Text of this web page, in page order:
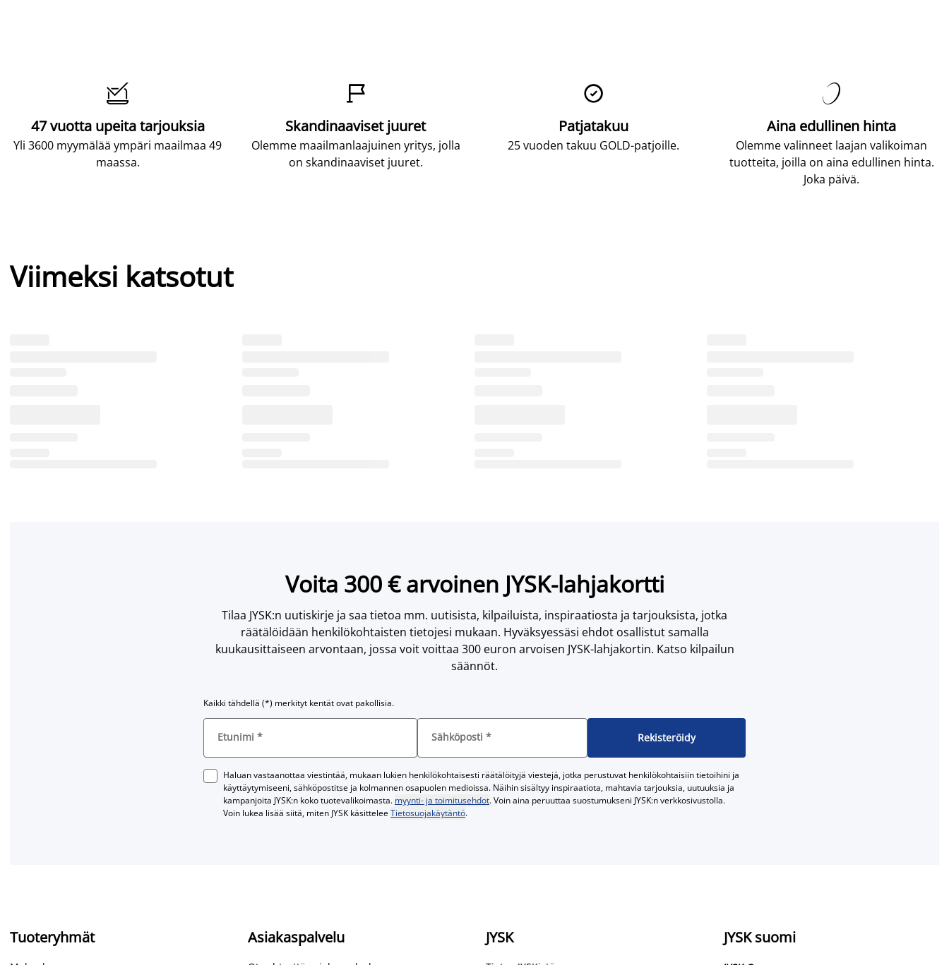

47 vuotta upeita tarjouksia
Yli 3600 myymälää ympäri maailmaa 49
maassa.

Skandinaaviset juuret
Olemme maailmanlaajuinen yritys, jolla
on skandinaaviset juuret.

Patjatakuu
25 vuoden takuu GOLD-patjoille.

Aina edullinen hinta
Olemme valinneet laajan valikoiman
tuotteita, joilla on aina edullinen hinta.
Joka päivä.
Viimeksi katsotut
Voita 300 € arvoinen JYSK-lahjakortti
Tilaa JYSK:n uutiskirje ja saa tietoa mm. uutisista, kilpailuista, inspiraatiosta ja tarjouksista, jotka
räätälöidään henkilökohtaisten tietojesi mukaan. Hyväksyessäsi ehdot osallistut samalla
kuukausittaiseen arvontaan, jossa voit voittaa 300 euron arvoisen JYSK-lahjakortin. Katso kilpailun
säännöt.
Kaikki tähdellä (*) merkityt kentät ovat pakollisia.
Etunimi * Sähköposti * Rekisteröidy
Haluan vastaanottaa viestintää, mukaan lukien henkilökohtaisesti räätälöityjä viestejä, jotka perustuvat henkilökohtaisiin tietoihini ja
käyttäytymiseeni, sähköpostitse ja kolmannen osapuolen medioissa. Näihin sisältyy inspiraatiota, mahtavia tarjouksia, uutuuksia ja
kampanjoita JYSK:n koko tuotevalikoimasta. myynti- ja toimitusehdot. Voin aina peruuttaa suostumukseni JYSK:n verkkosivustolla.
Voin lukea lisää siitä, miten JYSK käsitteleeTietosuojakäytäntö.
Tuoteryhmät Asiakaspalvelu JYSK JYSK suomi